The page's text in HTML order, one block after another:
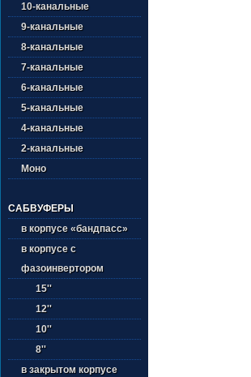
10-канальные
9-канальные
8-канальные
7-канальные
6-канальные
5-канальные
4-канальные
2-канальные
Моно
САБВУФЕРЫ
в корпусе «бандпасс»
в корпусе с
фазоинвертором
15''
12''
10''
8''
в закрытом корпусе